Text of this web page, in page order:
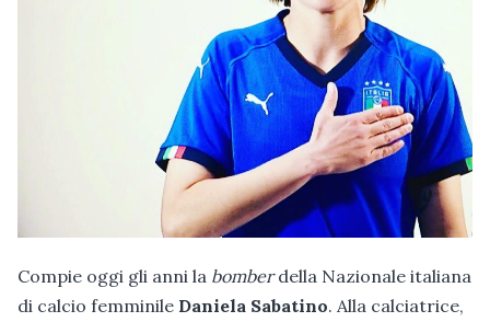
Compie oggi gli anni la bomberdella Nazionale italiana
di calcio femminile Daniela Sabatino. Alla calciatrice,